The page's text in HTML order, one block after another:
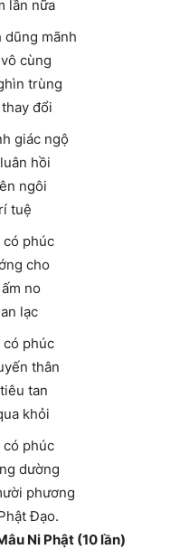
lần nữa
dũng mãnh
cùng
trùng
đổi
giác ngộ
hồi
ngôi
tuệ
có phúc
cho
no
lạc
có phúc
thân
tan
khỏi
có phúc
dường
phương
Đạo.
Ni Phật (10 lần)